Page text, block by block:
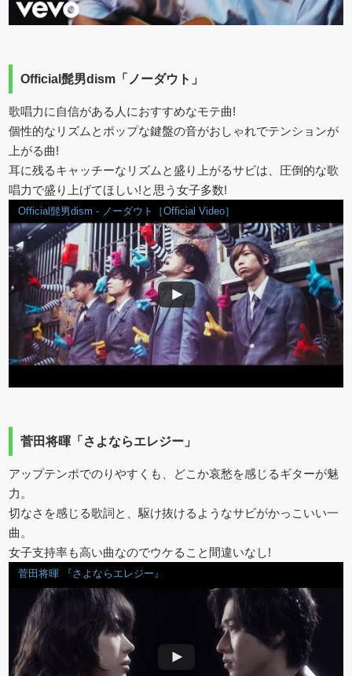
Official髭男dism「ノーダウト」
歌唱力に自信がある人におすすめなモテ曲!
個性的なリズムとポップな鍵盤の音がおしゃれでテンションが
上がる曲!
耳に残るキャッチーなリズムと盛り上がるサビは、圧倒的な歌
唱力で盛り上げてほしい!と思う女子多数!
Official髭男dism - ノーダウト［Official Video］
菅田将暉「さよならエレジー」
アップテンポでのりやすくも、どこか哀愁を感じるギターが魅
力。
切なさを感じる歌詞と、駆け抜けるようなサビがかっこいい一
曲。
女子支持率も高い曲なのでウケること間違いなし!
菅田将暉 『さよならエレジー』